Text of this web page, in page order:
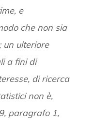
e
che non sia
un ulteriore
a fini di
di ricerca
non è,
paragrafo 1,